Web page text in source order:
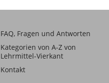
FAQ, Fragen und Antworten
Kategorien von A-Z von
Lehrmittel-Vierkant
Kontakt